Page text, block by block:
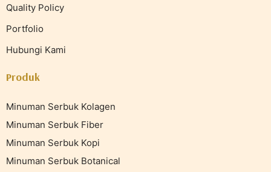
Quality Policy
Portfolio
Hubungi Kami
Produk
Minuman Serbuk Kolagen
Minuman Serbuk Fiber
Minuman Serbuk Kopi
Minuman Serbuk Botanical